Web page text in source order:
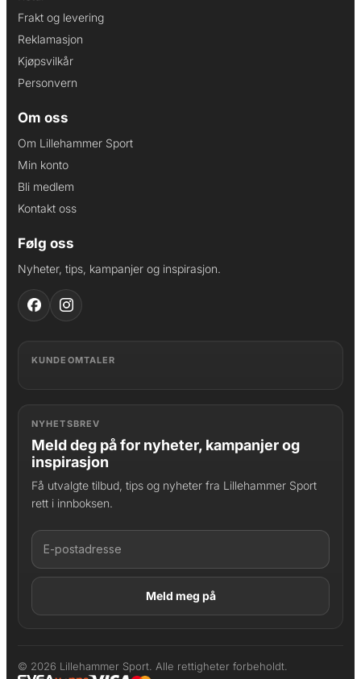
Frakt og levering
Reklamasjon
Kjøpsvilkår
Personvern
Om oss
Om Lillehammer Sport
Min konto
Bli medlem
Kontakt oss
Følg oss
Nyheter, tips, kampanjer og inspirasjon.
KUNDEOMTALER
NYHETSBREV
Meld deg på for nyheter, kampanjer og
inspirasjon
Få utvalgte tilbud, tips og nyheter fra Lillehammer Sport
rett i innboksen.
© 2026 Lillehammer Sport. Alle rettigheter forbeholdt.
LAGT I HANDLEKURV
Produktet er lagt til